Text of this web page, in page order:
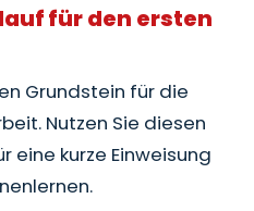
für den ersten
Grundstein für die
Nutzen Sie diesen
eine kurze Einweisung